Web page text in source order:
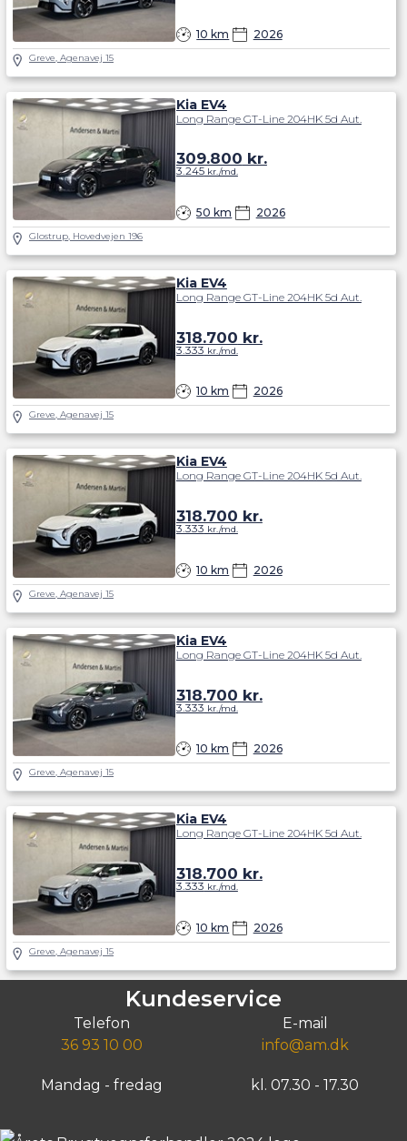
10 km 2026
Greve, Agenavej 15
Kia EV4
Long Range GT-Line 204HK 5d Aut.
50 km 2026
309.800 kr.
3.245kr./md.
Glostrup, Hovedvejen 196
Kia EV4
Long Range GT-Line 204HK 5d Aut.
10 km 2026
318.700 kr.
3.333 kr./md.
Greve, Agenavej 15
Kia EV4
Long Range GT-Line 204HK 5d Aut.
10 km 2026
318.700 kr.
3.333 kr./md.
Greve, Agenavej 15
Kia EV4
Long Range GT-Line 204HK 5d Aut.
10 km 2026
318.700 kr.
3.333 kr./md.
Greve, Agenavej 15
Kia EV4
Long Range GT-Line 204HK 5d Aut.
10 km 2026
318.700 kr.
3.333 kr./md.
Greve, Agenavej 15
Kundeservice
Telefon
36 93 10 00
E-mail
info@am.dk
Mandag - fredag kl. 07.30 - 17.30